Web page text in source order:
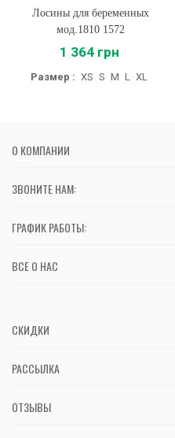
Лосины для беременных
мод.1810 1572
1 364 грн
Размер : XS S M L XL
О КОМПАНИИ
ЗВОНИТЕ НАМ:
ГРАФИК РАБОТЫ:
ВСЕ О НАС
СКИДКИ
РАССЫЛКА
ОТЗЫВЫ